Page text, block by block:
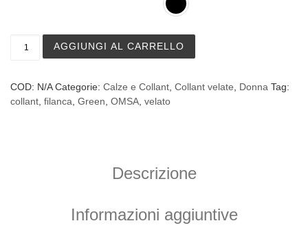
Collant in filanca OMSA art. Green XL - conf. risparmio
AGGIUNGI AL CARRELLO
COD: N/A Categorie: Calze e Collant Collant velate Donna Tag:
collant filanca Green OMSA velato
Descrizione
Informazioni aggiuntive